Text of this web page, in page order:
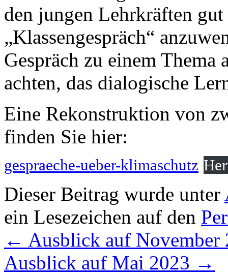
den jungen Lehrkräften
„Klassengespräch“
Gespräch zu einem
achten, das dialogische
Eine Rekonstruktion von
finden Sie hier:
gespraeche-ueber-klimaschutz
Dieser Beitrag wurde unter
ein Lesezeichen auf den
← Ausblick auf November
Ausblick auf Mai 2023 →